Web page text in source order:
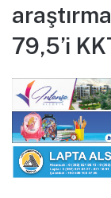
79,5’i